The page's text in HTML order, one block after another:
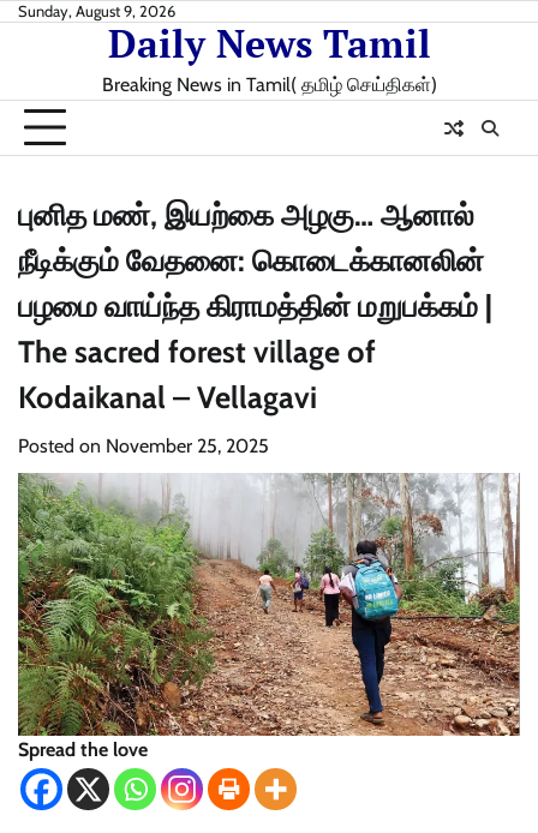
SkipSunday, August 9, 2026
Daily News Tamil
Breaking News in Tamil( தமிழ் செய்திகள்)
புனித மண், இயற்கை அழகு… ஆனால்
நீடிக்கும் வேதனை: கொடைக்கானலின்
பழமை வாய்ந்த கிராமத்தின் மறுபக்கம் |
The sacred forest village of
Kodaikanal – Vellagavi
Posted on November 25, 2025
Spread the love